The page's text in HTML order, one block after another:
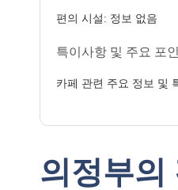
편의 시설: 정보 없음
특이사항 및 주요 포
카페 관련 주요 정보 및
의정부의